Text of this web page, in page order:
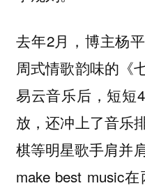
去年2月，博主杨
周式情歌韵味的《
易云音乐后，短短
放，还冲上了音乐
棋等明星歌手肩并
make best music